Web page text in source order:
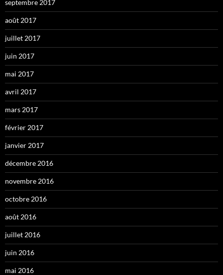
septembre 2017
août 2017
juillet 2017
juin 2017
mai 2017
avril 2017
mars 2017
février 2017
janvier 2017
décembre 2016
novembre 2016
octobre 2016
août 2016
juillet 2016
juin 2016
mai 2016